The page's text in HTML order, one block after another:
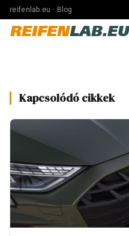
reifenlab.eu · Blog
REIFENLAB.EU
Kapcsolódó cikkek